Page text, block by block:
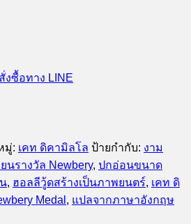
สั่งซื้อทาง LINE
มู่: เคท ดิคามิลโล ป้ายกำกับ: งาม
นรางวัล Newbery, ปกอ่อนขนาด
, ฮอลลีวู้ดสร้างเป็นภาพยนตร์, เคท ดิ
Medal , แปลจากภาษาอังกฤษ